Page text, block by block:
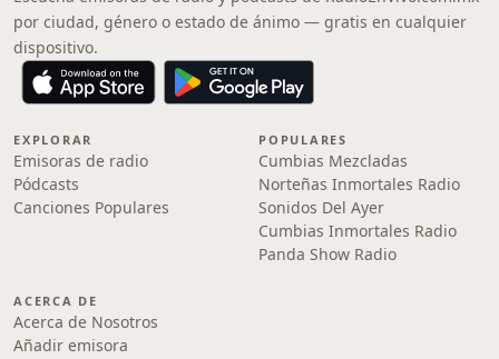
por ciudad, género o estado de ánimo — gratis en cualquier
dispositivo.
EXPLORAR
Emisoras de radio
Pódcasts
Canciones Populares
POPULARES
Cumbias Mezcladas
Norteñas Inmortales Radio
Sonidos Del Ayer
Cumbias Inmortales Radio
Panda Show Radio
ACERCA DE
Acerca de Nosotros
Añadir emisora